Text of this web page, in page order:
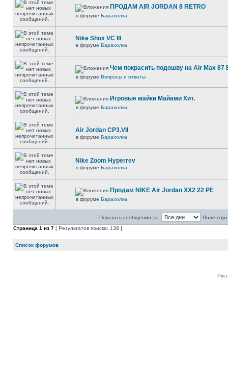
ПРОДАМ AIR JORDAN 8 RETRO
в форуме Барахолка
Nike Shox VC III
в форуме Барахолка
Чем покрасить подошву на Air Max 87
в форуме Вопросы и ответы
Игровые майки Майами Хит.
в форуме Барахолка
Air Jordan CP3.VII
в форуме Барахолка
Nike Zoom Hyperrev
в форуме Барахолка
Продам NIKE Air Jordan XX2 22 PE
в форуме Барахолка
Показать сообщения за:
Поле
Страница 1 из 7 [ Результатов поиска: 138 ]
Список форумов